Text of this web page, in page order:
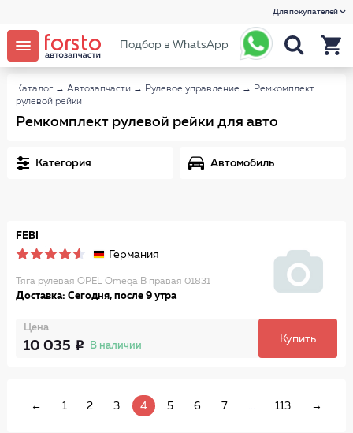
Для покупателей
Подбор в WhatsApp
Каталог → Автозапчасти → Рулевое управление → Ремкомплект
рулевой рейки
Ремкомплект рулевой рейки для авто
Категория Автомобиль
FEBI
Германия
Тяга рулевая OPEL Omega B правая 01831
Доставка: Сегодня, после 9 утра
Цена
10 035 В наличии
Купить
← 1 2 3 4 5 6 7 ... 113 →